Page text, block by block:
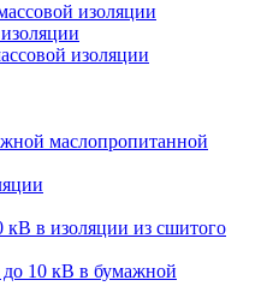
изоляции
изоляции
маслопропитанной
кВ в изоляции из сшитого
до 10 кВ в бумажной